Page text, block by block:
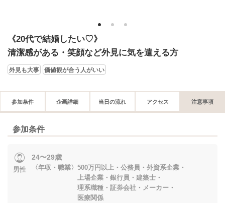
1 2 3
《20代で結婚したい♡》
清潔感がある・笑顔など外見に気を遣える方
外見も大事 価値観が合う人がいい
参加条件 企画詳細 当日の流れ アクセス 注意事項
参加条件
男性
24〜29歳
〈年収・職業〉500万円以上・公務員・外資系企業・
上場企業・銀行員・建築士・
理系職種・証券会社・メーカー・
医療関係